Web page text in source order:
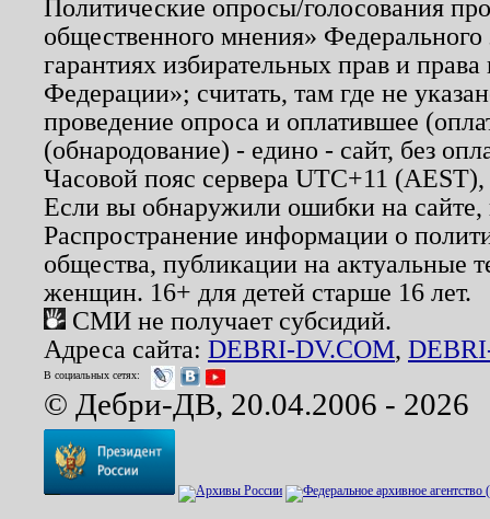
Политические опросы/голосования
общественного мнения»
гарантиях избирательных прав и
Федерации»; считать, там где не
проведение опроса и оплатившее
(обнародование) - едино - сайт, без
Часовой пояс сервера UTC+11
Если вы обнаружили ошибки на
Распространение информации о
общества, публикации на актуальные
женщин. 16+ для детей старше 16 лет.
СМИ не получает субсидий.
Адреса сайта: DEBRI-DV.COM,
В социальных сетях:
© Дебри-ДВ, 20.04.2006 - 2026